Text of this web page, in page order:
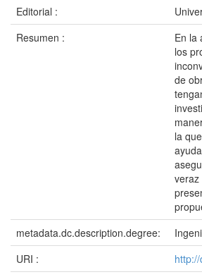
Editorial :
Resumen :
En la
los
de
la
veraz
metadata.dc.description.degree:
URI :